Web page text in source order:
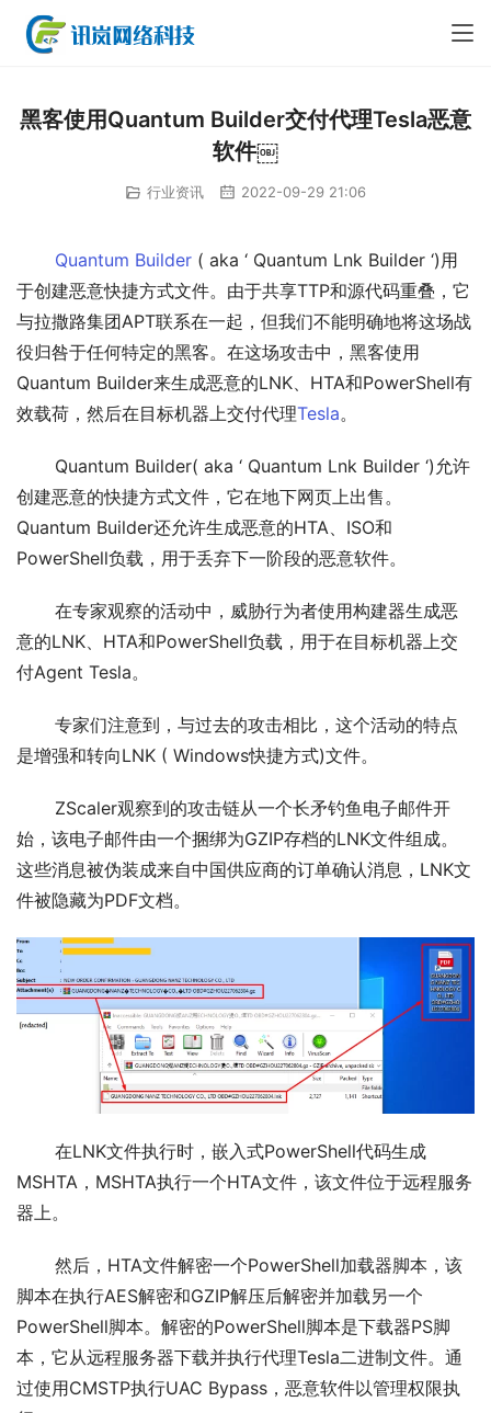
黑客使用Quantum Builder交付代理Tesla恶意
软件￼
行业资讯 2022-09-29 21:06
Quantum Builder ( aka ‘ Quantum Lnk Builder ‘)用
于创建恶意快捷方式文件。由于共享TTP和源代码重叠，它
与拉撒路集团APT联系在一起，但我们不能明确地将这场战
役归咎于任何特定的黑客。在这场攻击中，黑客使用
Quantum Builder来生成恶意的LNK、HTA和PowerShell有
效载荷，然后在目标机器上交付代理Tesla。
创建恶意的快捷方式文件，它在地下网页上出售。
Quantum Builder还允许生成恶意的HTA、ISO和
PowerShell负载，用于丢弃下一阶段的恶意软件。
意的LNK、HTA和PowerShell负载，用于在目标机器上交
付Agent Tesla。
是增强和转向LNK ( Windows快捷方式)文件。
始，该电子邮件由一个捆绑为GZIP存档的LNK文件组成。
这些消息被伪装成来自中国供应商的订单确认消息，LNK文
件被隐藏为PDF文档。
MSHTA，MSHTA执行一个HTA文件，该文件位于远程服务
器上。
脚本在执行AES解密和GZIP解压后解密并加载另一个
PowerShell脚本。解密的PowerShell脚本是下载器PS脚
本，它从远程服务器下载并执行代理Tesla二进制文件。通
过使用CMSTP执行UAC Bypass，恶意软件以管理权限执